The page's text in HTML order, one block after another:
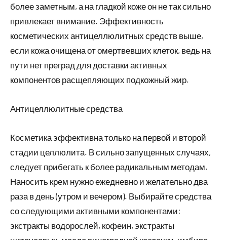
более заметным, а на гладкой коже он не так сильно
привлекает внимание. Эффективность
косметических антицеллюлитных средств выше,
если кожа очищена от омертвевших клеток, ведь на
пути нет преград для доставки активных
компонентов расщепляющих подкожный жир.
Антицеллюлитные средства
Косметика эффективна только на первой и второй
стадии целлюлита. В сильно запущенных случаях,
следует прибегать к более радикальным методам.
Наносить крем нужно ежедневно и желательно два
раза в день (утром и вечером). Выбирайте средства
со следующими активными компонентами:
экстракты водорослей, кофеин, экстракты